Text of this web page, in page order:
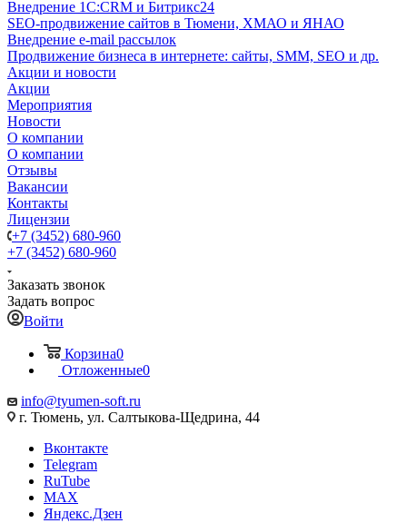
Внедрение 1C:CRM и Битрикс24
SEO-продвижение сайтов в Тюмени, ХМАО и ЯНАО
Внедрение e-mail рассылок
Продвижение бизнеса в интернете: сайты, SMM, SEO и др.
Акции и новости
Акции
Мероприятия
Новости
О компании
О компании
Отзывы
Вакансии
Контакты
Лицензии
+7 (3452) 680-960
+7 (3452) 680-960
Заказать звонок
Задать вопрос
Войти
Корзина0
Отложенные0
info@tyumen-soft.ru
г. Тюмень, ул. Салтыкова-Щедрина, 44
Вконтакте
Telegram
RuTube
MAX
Яндекс.Дзен